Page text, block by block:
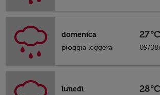
domenica
pioggia leggera
27°C
09/
lunedì
28°C